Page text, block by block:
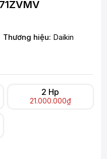
Thương hiệu: Daikin
2 Hp
21.000.000₫